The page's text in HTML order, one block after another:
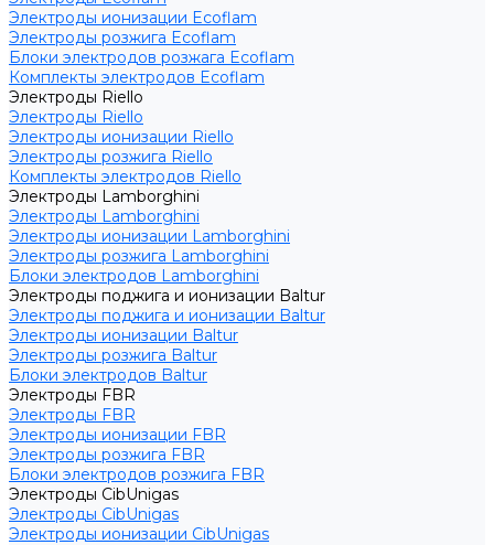
Электроды ионизации Ecoflam
Электроды розжига Ecoflam
Блоки электродов розжага Ecoflam
Комплекты электродов Ecoflam
Электроды Riello
Электроды Riello
Электроды ионизации Riello
Электроды розжига Riello
Комплекты электродов Riello
Электроды Lamborghini
Электроды Lamborghini
Электроды ионизации Lamborghini
Электроды розжига Lamborghini
Блоки электродов Lamborghini
Электроды поджига и ионизации Baltur
Электроды поджига и ионизации Baltur
Электроды ионизации Baltur
Электроды розжига Baltur
Блоки электродов Baltur
Электроды FBR
Электроды FBR
Электроды ионизации FBR
Электроды розжига FBR
Блоки электродов розжига FBR
Электроды CibUnigas
Электроды CibUnigas
Электроды ионизации CibUnigas